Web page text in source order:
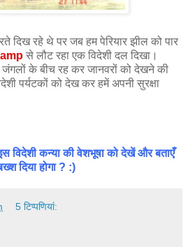
दिख रहे थे पर जब हम पेरियार झील को पार
से लौट रहा एक विदेशी दल दिखा।
जंगलों के बीच रह कर जानवरों को देखने की
पर्यटकों को देख कर हमें अपनी सुरक्षा
इस विदेशी कन्या की वेशभूषा को देखें और बताएँ
दिया होगा ? :)
5 टिप्‍पणियां: